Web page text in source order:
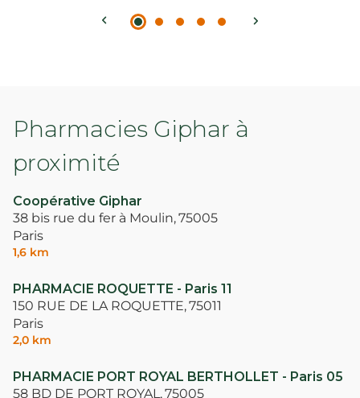
Pharmacies Giphar à
proximité
Coopérative Giphar
38 bis rue du fer à Moulin,75005
Paris
1,6 km
PHARMACIE ROQUETTE - Paris 11
150 RUE DE LA ROQUETTE,75011
Paris
2,0 km
PHARMACIE PORT ROYAL BERTHOLLET - Paris 05
58 BD DE PORT ROYAL,75005